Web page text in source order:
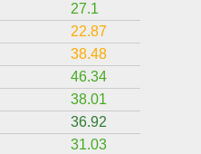
27.1
22.87
38.48
46.34
38.01
36.92
31.03